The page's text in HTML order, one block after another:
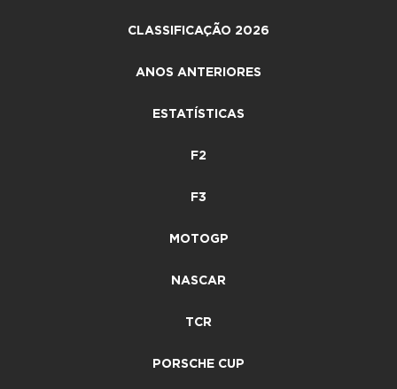
CLASSIFICAÇÃO 2026
ANOS ANTERIORES
ESTATÍSTICAS
F2
F3
MOTOGP
NASCAR
TCR
PORSCHE CUP